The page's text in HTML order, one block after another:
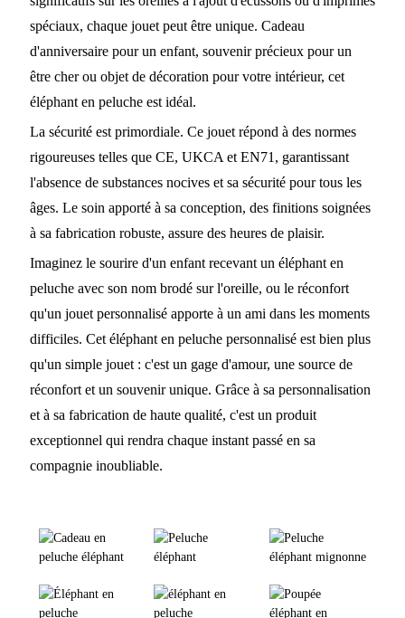
spéciaux, chaque jouet peut être unique. Cadeau
d'anniversaire pour un enfant, souvenir précieux pour un
être cher ou objet de décoration pour votre intérieur, cet
éléphant en peluche est idéal.
La sécurité est primordiale. Ce jouet répond à des normes
rigoureuses telles que CE, UKCA et EN71, garantissant
l'absence de substances nocives et sa sécurité pour tous les
âges. Le soin apporté à sa conception, des finitions soignées
à sa fabrication robuste, assure des heures de plaisir.
Imaginez le sourire d'un enfant recevant un éléphant en
peluche avec son nom brodé sur l'oreille, ou le réconfort
qu'un jouet personnalisé apporte à un ami dans les moments
difficiles. Cet éléphant en peluche personnalisé est bien plus
qu'un simple jouet : c'est un gage d'amour, une source de
réconfort et un souvenir unique. Grâce à sa personnalisation
et à sa fabrication de haute qualité, c'est un produit
exceptionnel qui rendra chaque instant passé en sa
compagnie inoubliable.